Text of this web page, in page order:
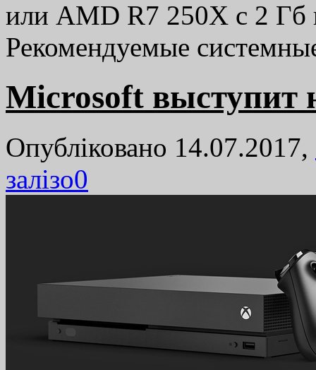
или AMD R7 250X с 2 Гб
Рекомендуемые
Microsoft выступит
Опубліковано 14.07.2017,
залізо0